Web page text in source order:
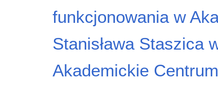
funkcjonowania w
Stanisława Staszica
Akademickie